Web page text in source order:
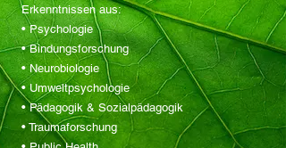
Erkenntnissen aus:
• Psychologie
• Bindungsforschung
• Neurobiologie
• Umweltpsychologie
• Pädagogik & Sozialpädagogik
• Traumaforschung